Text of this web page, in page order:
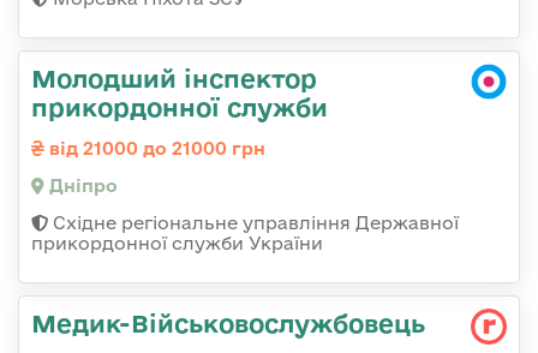
Молодший інспектор
прикордонної служби
від 21000 до 21000 грн
Дніпро
Східне регіональне управління Державної
прикордонної служби України
Медик-Військовослужбовець